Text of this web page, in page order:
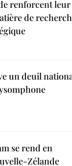
renforcent leur
de
un deuil
se rend en
Zélande